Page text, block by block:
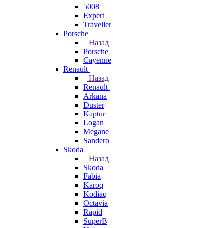
5008
Expert
Traveller
Porsche
Назад
Porsche
Cayenne
Renault
Назад
Renault
Arkana
Duster
Kaptur
Logan
Megane
Sandero
Skoda
Назад
Skoda
Fabia
Karoq
Kodiaq
Octavia
Rapid
SuperB